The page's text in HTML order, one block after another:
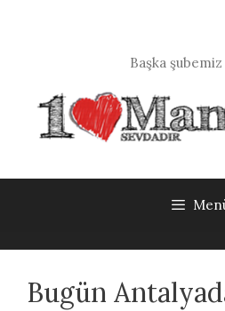
Başka
Bugün